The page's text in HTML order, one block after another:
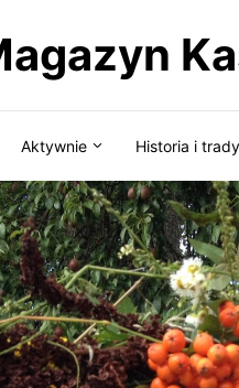
Aktywnie Historia i